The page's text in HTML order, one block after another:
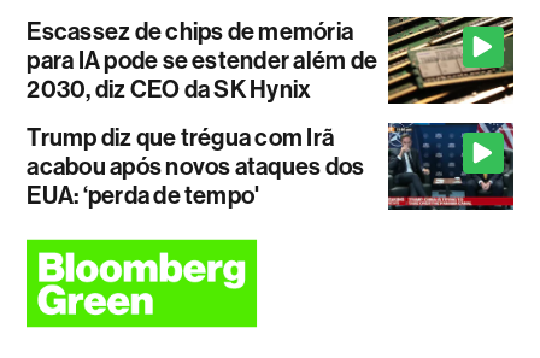
Escassez de chips de memória
para IA pode se estender além de
2030, diz CEO da SK Hynix
Trump diz que trégua com Irã
acabou após novos ataques dos
EUA: ‘perda de tempo'